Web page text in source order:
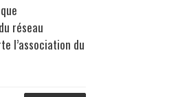
réseau
l’association du